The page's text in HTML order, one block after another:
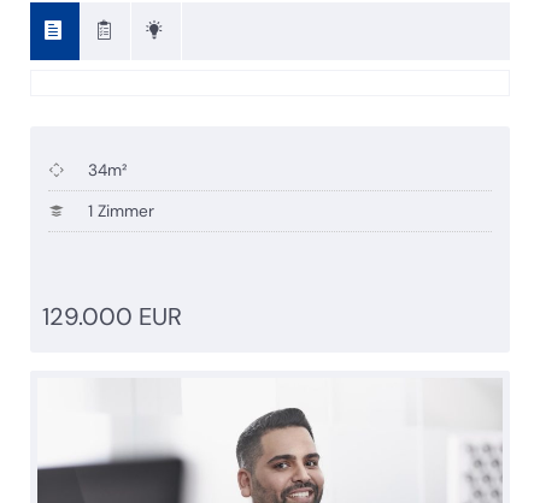
34m²
1 Zimmer
129.000 EUR